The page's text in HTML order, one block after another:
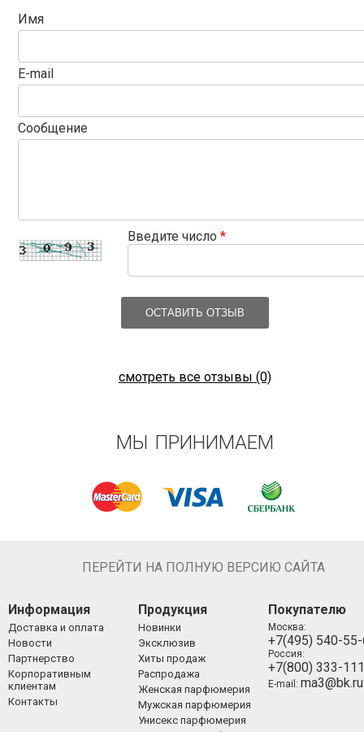
Имя
E-mail
Сообщение
Введите число *
ОСТАВИТЬ ОТЗЫВ
смотреть все отзывы (0)
МЫ ПРИНИМАЕМ
ПЕРЕЙТИ НА ПОЛНУЮ ВЕРСИЮ САЙТА
Информация
Доставка и оплата
Новости
Партнерство
Корпоративным
клиентам
Контакты
Продукция
Новинки
Эксклюзив
Хиты продаж
Распродажа
Женская парфюмерия
Мужская парфюмерия
Унисекс парфюмерия
Покупателю
Москва:
+7(495) 540-
Россия:
+7(800) 333-
E-mail: ma3@bk.ru